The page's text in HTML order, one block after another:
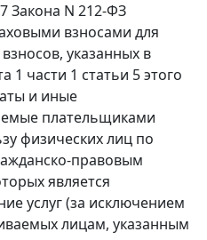
Закона N 212-ФЗ
взносами для
указанных в
1 части 1 статьи 5этого
и иные
плательщиками
физических лиц по
правовым
является
услуг (за исключением
лицам, указанным